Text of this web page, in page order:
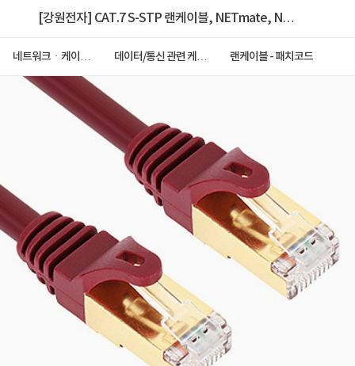
[강원전자] CAT.7 S-STP 랜케이블, NETmate, NM-
네트워크ㆍ케이블
데이터/통신 관련 케이
랜케이블 - 패치코드